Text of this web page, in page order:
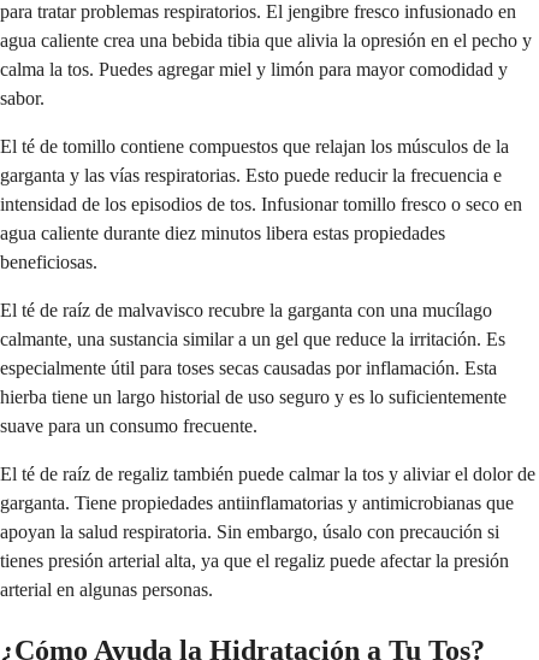
para tratar problemas respiratorios. El jengibre fresco infusionado en
agua caliente crea una bebida tibia que alivia la opresión en el pecho y
calma la tos. Puedes agregar miel y limón para mayor comodidad y
sabor.
El té de tomillo contiene compuestos que relajan los músculos de la
garganta y las vías respiratorias. Esto puede reducir la frecuencia e
intensidad de los episodios de tos. Infusionar tomillo fresco o seco en
agua caliente durante diez minutos libera estas propiedades
beneficiosas.
El té de raíz de malvavisco recubre la garganta con una mucílago
calmante, una sustancia similar a un gel que reduce la irritación. Es
especialmente útil para toses secas causadas por inflamación. Esta
hierba tiene un largo historial de uso seguro y es lo suficientemente
suave para un consumo frecuente.
El té de raíz de regaliz también puede calmar la tos y aliviar el dolor de
garganta. Tiene propiedades antiinflamatorias y antimicrobianas que
apoyan la salud respiratoria. Sin embargo, úsalo con precaución si
tienes presión arterial alta, ya que el regaliz puede afectar la presión
arterial en algunas personas.
¿Cómo Ayuda la Hidratación a Tu Tos?